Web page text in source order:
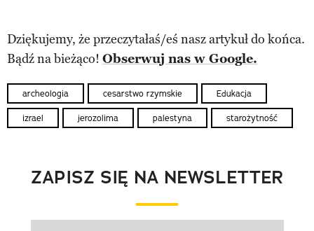
Dziękujemy, że przeczytałaś/eś nasz artykuł do końca.
Bądź na bieżąco! Obserwuj nas w Google.
archeologia cesarstwo rzymskie Edukacja
izrael jerozolima palestyna starożytność
ZAPISZ SIĘ NA NEWSLETTER